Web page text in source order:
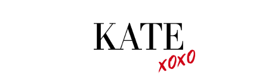
ดูหนังออนไลน์